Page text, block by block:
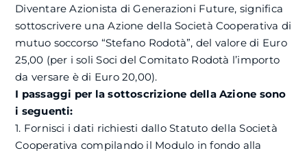
Diventare Azionista di Generazioni Future, significa
sottoscrivere una Azione della Società Cooperativa di
mutuo soccorso “Stefano Rodotà”, del valore di Euro
25,00 (per i soli Soci del Comitato Rodotà l’importo
da versare è di Euro 20,00).
I passaggi per la sottoscrizione della Azione sono
i seguenti:
1. Fornisci i dati richiesti dallo Statuto della Società
Cooperativa compilando il Modulo in fondo alla